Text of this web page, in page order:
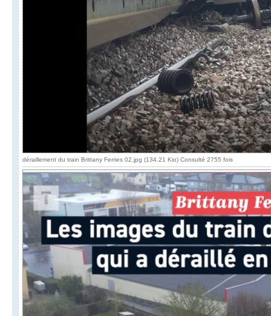
déraillement du train Brittany Ferries 02.jpg (134.21 Kio) Consulté 2755 fois